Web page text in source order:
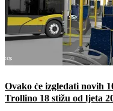
Ovako će izgledati novih
Trollino 18 stižu od ljeta